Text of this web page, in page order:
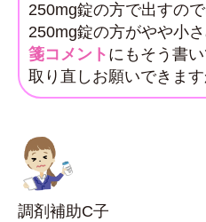
250mg錠の方で出すの
250mg錠の方がやや小
箋コメント にもそう書
取り直しお願いできます
調剤補助C子